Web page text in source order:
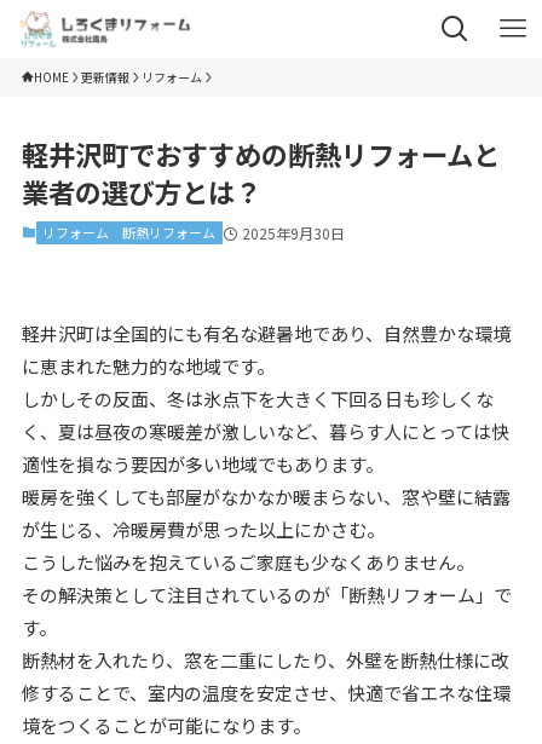
HOME 更新情報 リフォーム
軽井沢町でおすすめの断熱リフォームと
業者の選び方とは？
リフォーム 断熱リフォーム 2025年9月30日
軽井沢町は全国的にも有名な避暑地であり、自然豊かな環境
に恵まれた魅力的な地域です。
しかしその反面、冬は氷点下を大きく下回る日も珍しくな
く、夏は昼夜の寒暖差が激しいなど、暮らす人にとっては快
適性を損なう要因が多い地域でもあります。
暖房を強くしても部屋がなかなか暖まらない、窓や壁に結露
が生じる、冷暖房費が思った以上にかさむ。
こうした悩みを抱えているご家庭も少なくありません。
その解決策として注目されているのが「断熱リフォーム」で
す。
断熱材を入れたり、窓を二重にしたり、外壁を断熱仕様に改
修することで、室内の温度を安定させ、快適で省エネな住環
境をつくることが可能になります。